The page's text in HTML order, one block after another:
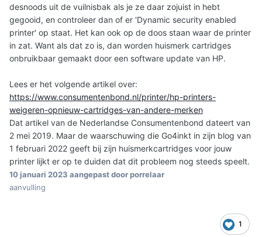
desnoods uit de vuilnisbak als je ze daar zojuist in hebt
gegooid, en controleer dan of er 'Dynamic security enabled
printer' op staat. Het kan ook op de doos staan waar de printer
in zat. Want als dat zo is, dan worden huismerk cartridges
onbruikbaar gemaakt door een software update van HP.
Lees er het volgende artikel over:
https://www.consumentenbond.nl/printer/hp-printers-
weigeren-opnieuw-cartridges-van-andere-merken
Dat artikel van de Nederlandse Consumentenbond dateert van
2 mei 2019. Maar de waarschuwing die Go4inkt in zijn blog van
1 februari 2022 geeft bij zijn huismerkcartridges voor jouw
printer lijkt er op te duiden dat dit probleem nog steeds speelt.
10 januari 2023 aangepast door porrelaar
aanvulling
1